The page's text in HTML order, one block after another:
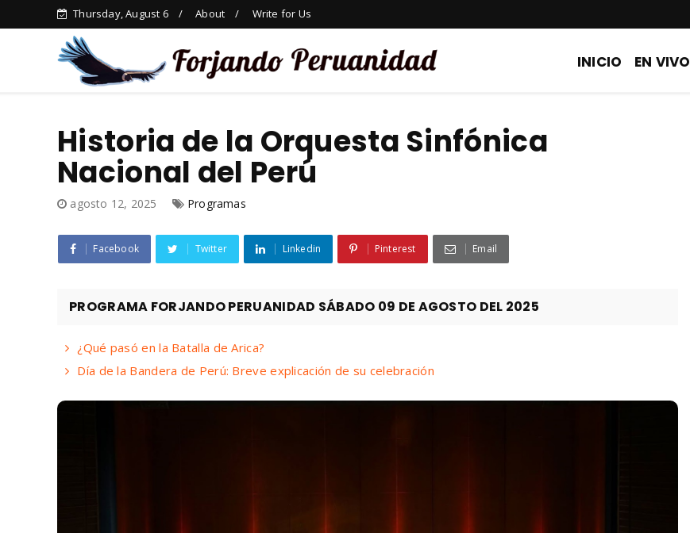
Thursday, August 6 About Write for Us
INICIO EN VIVO
Historia de la Orquesta Sinfónica
Nacional del Perú
agosto 12, 2025 Programas
Facebook Twitter Linkedin Pinterest Email
PROGRAMA FORJANDO PERUANIDAD SÁBADO 09 DE AGOSTO DEL 2025
¿Qué pasó en la Batalla de Arica?
Día de la Bandera de Perú: Breve explicación de su celebración